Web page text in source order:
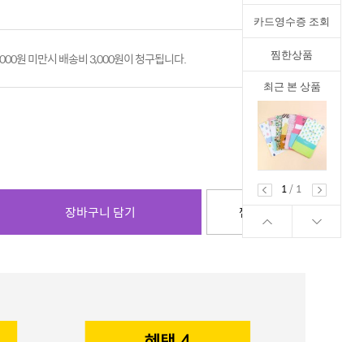
카드영수증 조회
찜한상품
최근 본 상품
1
/ 1
원 미만시 배송비 3,000원이 청구됩니다.
장바구니 담기 찜하기